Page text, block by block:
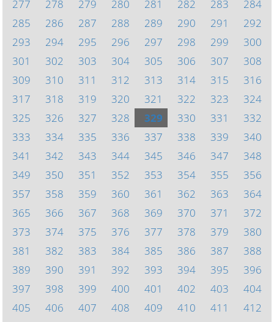
277
278 279 280 281 282 283
284
285
286 287 288 289 290 291
292
293
294 295 296 297 298 299
300
301
302 303 304 305 306 307
308
309
310 311 312 313 314 315
316
317
318 319 320 321 322 323
324
325
326 327 328 329 330 331
332
333
334 335 336 337 338 339
340
341
342 343 344 345 346 347
348
349
350 351 352 353 354 355
356
357
358 359 360 361 362 363
364
365
366 367 368 369 370 371
372
373
374 375 376 377 378 379
380
381
382 383 384 385 386 387
388
389
390 391 392 393 394 395
396
397
398 399 400 401 402 403
404
405
406 407 408 409 410 411
412